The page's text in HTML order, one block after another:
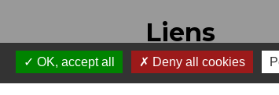
Liens
OK, accept all Deny all cookies